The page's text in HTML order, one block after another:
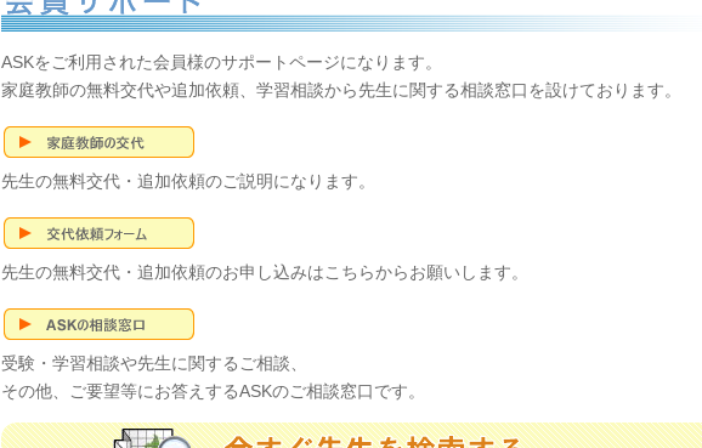
ASKをご利用された会員様のサポートページになります。
家庭教師の無料交代や追加依頼、学習相談から先生に関する相談窓口を設けております。
先生の無料交代・追加依頼のご説明になります。
先生の無料交代・追加依頼のお申し込みはこちらからお願いします。
受験・学習相談や先生に関するご相談、
その他、ご要望等にお答えするASKのご相談窓口です。